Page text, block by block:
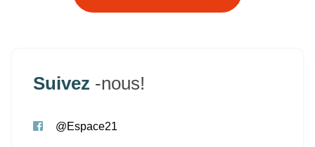
Suivez -nous!
@Espace21